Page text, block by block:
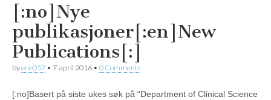
[:no]Nye
publikasjoner[:en]New
Publications[:]
byene057 • 7. april 2016 • 0 Comments
[:no]Basert på siste ukes søk på “Department of Clinical Science